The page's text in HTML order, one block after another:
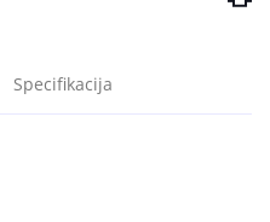
Specifikacija